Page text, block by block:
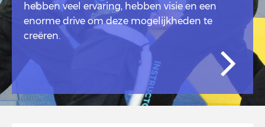
hebben veel ervaring, hebben visie en een
enorme drive om deze mogelijkheden te
creëren.